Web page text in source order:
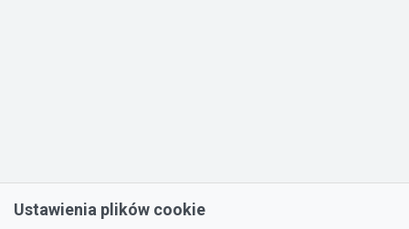
Ustawienia plików cookie